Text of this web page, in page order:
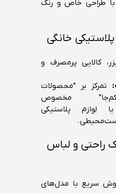
با طراحی خاص و رنگ
کالایی پرمصرف و
تمرکز بر “محصولات
مخصوص
یا لوازم پلاستیکی
راحتی و لباس
سریع با مدل‌های